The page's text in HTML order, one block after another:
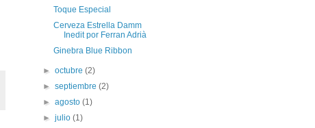
Toque Especial
Cerveza Estrella Damm
Inedit por Ferran Adrià
Ginebra Blue Ribbon
►octubre(2)
►septiembre(2)
►agosto(1)
►julio(1)